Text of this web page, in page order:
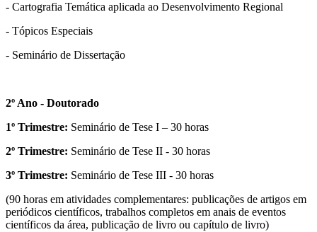
- Cartografia Temática aplicada ao Desenvolvimento Regional
- Tópicos Especiais
- Seminário de Dissertação
2º Ano - Doutorado
1º Trimestre: Seminário de Tese I – 30 horas
2º Trimestre: Seminário de Tese II - 30 horas
3º Trimestre: Seminário de Tese III - 30 horas
(90 horas em atividades complementares: publicações de artigos em
periódicos científicos, trabalhos completos em anais de eventos
científicos da área, publicação de livro ou capítulo de livro)